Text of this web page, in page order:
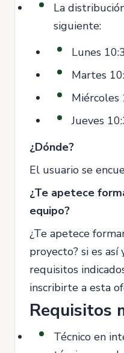
La
siguiente:
Lunes
Martes
Miércoles
Jueves
¿Dónde?
El usuario se
¿Te apetece
equipo?
¿Te apetece
proyecto? si es así
requisitos
inscribirte a esta
Requisitos
Técnico en